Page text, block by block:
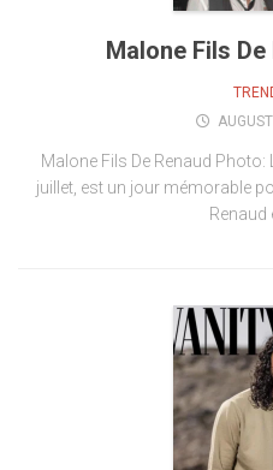
Malone Fils
Malone Fils De Renaud Photo:
juillet, est un jour mémorable
Renaud